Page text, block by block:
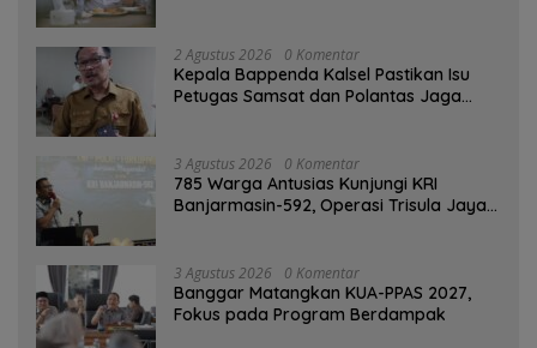
2 Agustus 2026 0 Komentar
Kepala Bappenda Kalsel Pastikan Isu
Petugas Samsat dan Polantas Jaga
3 Agustus 2026 0 Komentar
785 Warga Antusias Kunjungi KRI
Banjarmasin-592, Operasi Trisula Jaya
3 Agustus 2026 0 Komentar
‎Banggar Matangkan KUA-PPAS 2027,
Fokus pada Program Berdampak